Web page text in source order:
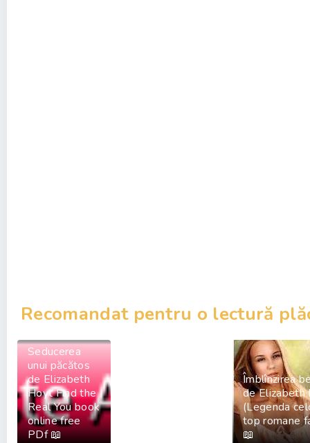
Recomandat pentru o lectură
Seducerea
unui păcătos
de Elizabeth
Hoyt Find the
Real You book
online free
PDf 📖
Îmblînzirea
de Elizabeth
(Legenda
top romane
📖